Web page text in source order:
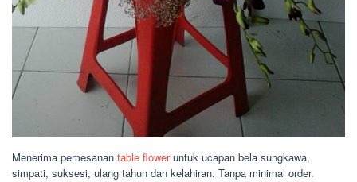
Menerima pemesanan table floweruntuk ucapan bela sungkawa,
simpati, suksesi, ulang tahun dan kelahiran. Tanpa minimal order.